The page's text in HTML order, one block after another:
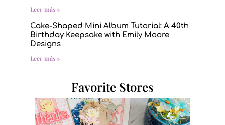
Leer más »
Cake-Shaped Mini Album Tutorial: A 40th
Birthday Keepsake with Emily Moore
Designs
Leer más »
Favorite Stores